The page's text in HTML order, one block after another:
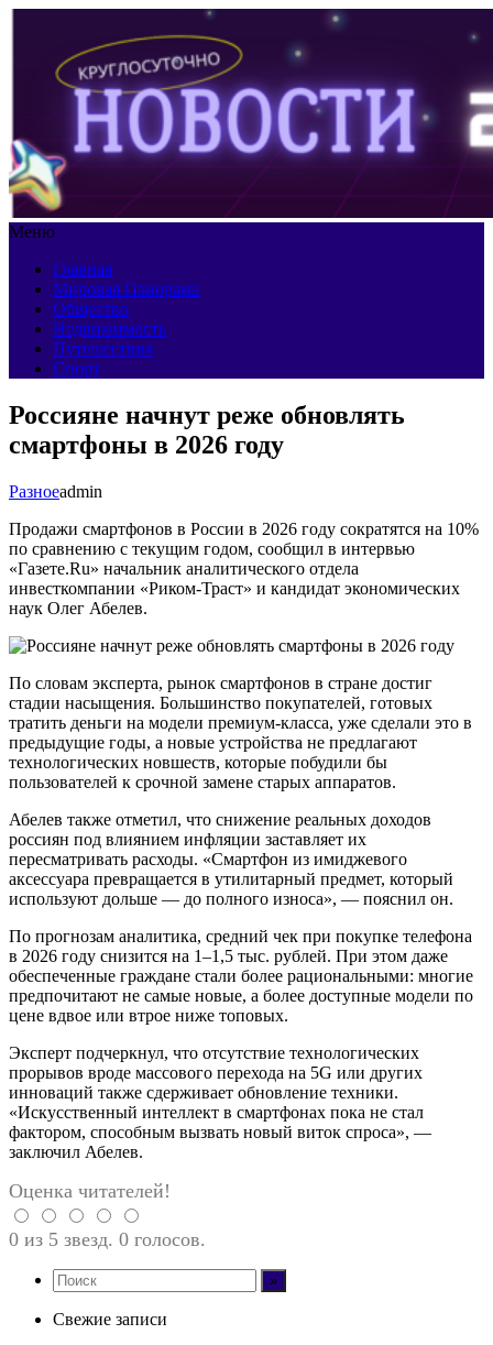
Меню
Главная
Мировая Панорама
Общество
Недвижимость
Путешествия
Спорт
Россияне начнут реже обновлять
смартфоны в 2026 году
Разноеadmin
Продажи смартфонов в России в 2026 году сократятся на 10%
по сравнению с текущим годом, сообщил в интервью
«Газете.Ru» начальник аналитического отдела
инвесткомпании «Риком-Траст» и кандидат экономических
наук Олег Абелев.
По словам эксперта, рынок смартфонов в стране достиг
стадии насыщения. Большинство покупателей, готовых
тратить деньги на модели премиум-класса, уже сделали это в
предыдущие годы, а новые устройства не предлагают
технологических новшеств, которые побудили бы
пользователей к срочной замене старых аппаратов.
Абелев также отметил, что снижение реальных доходов
россиян под влиянием инфляции заставляет их
пересматривать расходы. «Смартфон из имиджевого
аксессуара превращается в утилитарный предмет, который
используют дольше — до полного износа», — пояснил он.
По прогнозам аналитика, средний чек при покупке телефона
в 2026 году снизится на 1–1,5 тыс. рублей. При этом даже
обеспеченные граждане стали более рациональными: многие
предпочитают не самые новые, а более доступные модели по
цене вдвое или втрое ниже топовых.
Эксперт подчеркнул, что отсутствие технологических
прорывов вроде массового перехода на 5G или других
инноваций также сдерживает обновление техники.
«Искусственный интеллект в смартфонах пока не стал
фактором, способным вызвать новый виток спроса», —
заключил Абелев.
Оценка читателей!
0 из 5 звезд. 0 голосов.
Свежие записи